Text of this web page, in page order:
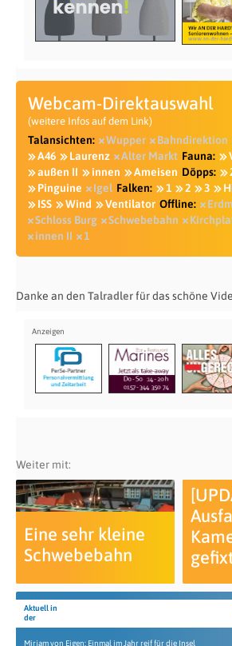
Webcam-Direktauswahl
(weitere Infos auf dem Link)
Talansichten: Wupper Bahndirektion
A46
Laurenz Alter Markt Fauna:
außen II
innen Ameisen Döpps:
Pinguine
Igel Falken: 1 2 3
ISS
Wind Ventilator Offline:
Schloss Burg
Schwebebahn
innen II
1
Danke an den Talradlerfür das schöne
Weiter mit:
Eine sehr kleine
Schwebebahn
Aktuell in
der
Mirjam von Eigen: Einmal im Jahr reif für die Insel